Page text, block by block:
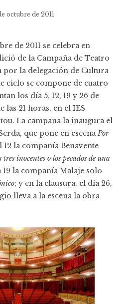
octubre de 2011
de 2011 se celebra en
de la Campaña de Teatro
por la delegación de Cultura
ciclo se compone de cuatro
los día 5, 12, 19 y 26 de
21 horas, en el IES
La campaña la inaugura el
que pone en escenaPor
12 la compañía Benavente
tres inocentes o los pecados de una
19 la compañía Malaje solo
; y en la clausura, el día 26,
lleva a la escena la obra